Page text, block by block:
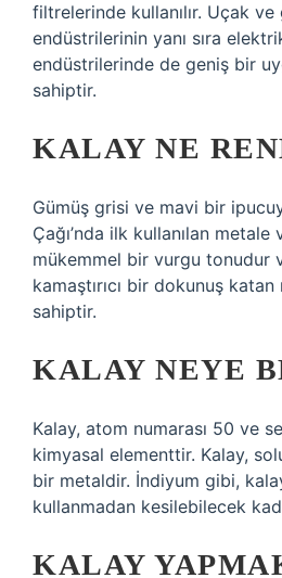
filtrelerinde kullanılır. Uçak ve
endüstrilerinin yanı sıra
endüstrilerinde de geniş bir
sahiptir.
KALAY NE
Gümüş grisi ve mavi bir
Çağı’nda ilk kullanılan
mükemmel bir vurgu tonudur
kamaştırıcı bir dokunuş
sahiptir.
KALAY NEYE
Kalay, atom numarası 50 ve
kimyasal elementtir. Kalay,
bir metaldir. İndiyum gibi,
kullanmadan kesilebilecek
KALAY